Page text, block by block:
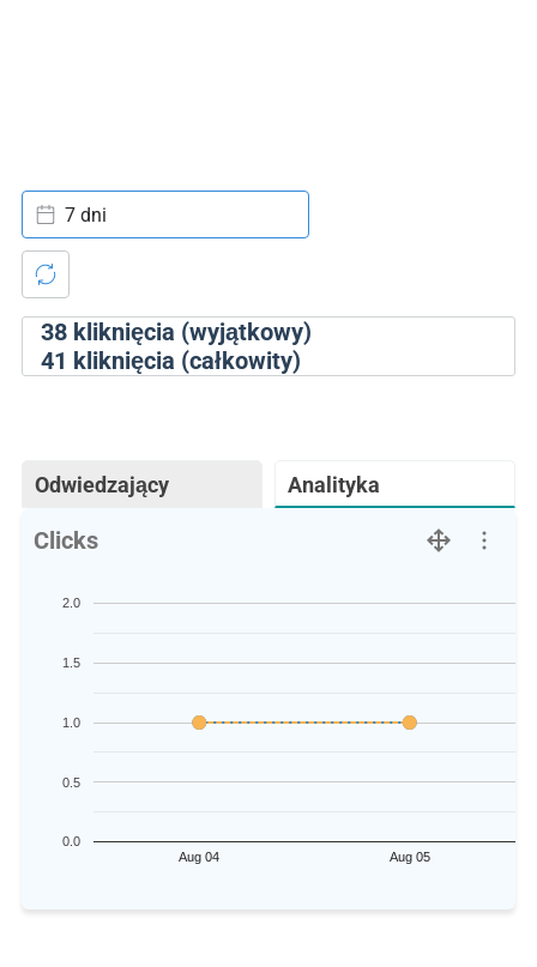
38kliknięcia (wyjątkowy)
41 kliknięcia (całkowity)
7 dni
Odwiedzający Analityka
Clicks
Aug 04 Aug 05
0.0
0.5
1.0
1.5
2.0